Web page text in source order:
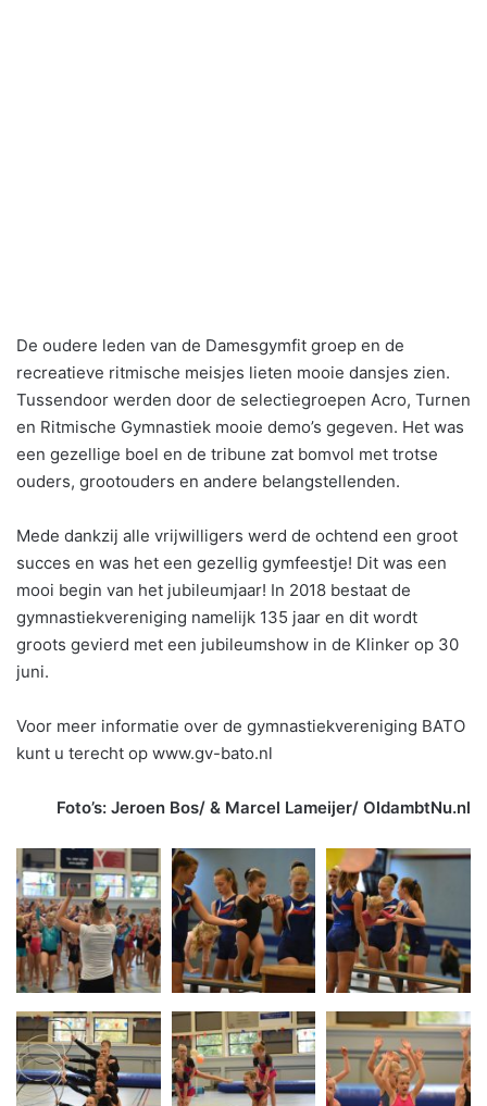
De oudere leden van de Damesgymfit groep en de
recreatieve ritmische meisjes lieten mooie dansjes zien.
Tussendoor werden door de selectiegroepen Acro, Turnen
en Ritmische Gymnastiek mooie demo’s gegeven. Het was
een gezellige boel en de tribune zat bomvol met trotse
ouders, grootouders en andere belangstellenden.
Mede dankzij alle vrijwilligers werd de ochtend een groot
succes en was het een gezellig gymfeestje! Dit was een
mooi begin van het jubileumjaar! In 2018 bestaat de
gymnastiekvereniging namelijk 135 jaar en dit wordt
groots gevierd met een jubileumshow in de Klinker op 30
juni.
Voor meer informatie over de gymnastiekvereniging BATO
kunt u terecht op www.gv-bato.nl
Foto’s: Jeroen Bos/ & Marcel Lameijer/ OldambtNu.nl